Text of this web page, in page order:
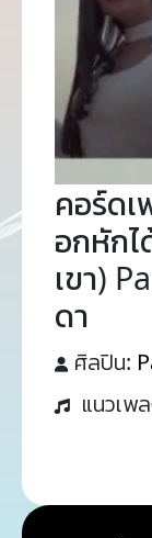
คอร์ด
อกหักไ
เขา)
ดา
ศิลปิน:
แนวเพ